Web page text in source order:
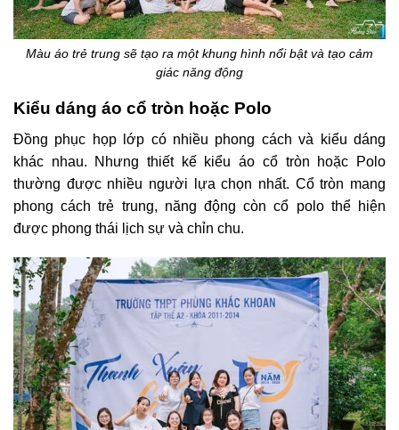
Màu áo trẻ trung sẽ tạo ra một khung hình nổi bật và tạo cảm
giác năng động
Kiểu dáng áo cổ tròn hoặc Polo
Đồng phục họp lớp có nhiều phong cách và kiểu dáng
khác nhau. Nhưng thiết kế kiểu áo cổ tròn hoặc Polo
thường được nhiều người lựa chọn nhất. Cổ tròn mang
phong cách trẻ trung, năng động còn cổ polo thể hiện
được phong thái lịch sự và chỉn chu.